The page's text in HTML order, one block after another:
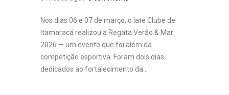
Nos dias 06 e 07 de março, o Iate Clube de
Itamaracá realizou a Regata Verão & Mar
2026 — um evento que foi além da
competição esportiva. Foram dois dias
dedicados ao fortalecimento da...